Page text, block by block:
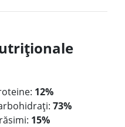
12%
73%
15%